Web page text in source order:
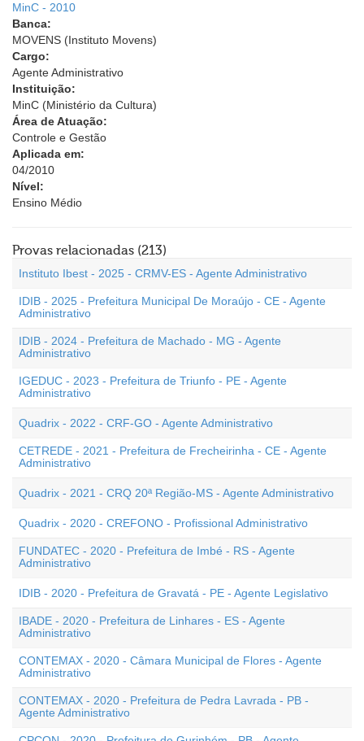
MinC - 2010
Banca:
MOVENS (Instituto Movens)
Cargo:
Agente Administrativo
Instituição:
MinC (Ministério da Cultura)
Área de Atuação:
Controle e Gestão
Aplicada em:
04/2010
Nível:
Ensino Médio
Provas relacionadas (213)
Instituto Ibest - 2025 - CRMV-ES - Agente Administrativo
IDIB - 2025 - Prefeitura Municipal De Moraújo - CE - Agente
Administrativo
IDIB - 2024 - Prefeitura de Machado - MG - Agente
Administrativo
IGEDUC - 2023 - Prefeitura de Triunfo - PE - Agente
Administrativo
Quadrix - 2022 - CRF-GO - Agente Administrativo
CETREDE - 2021 - Prefeitura de Frecheirinha - CE - Agente
Administrativo
Quadrix - 2021 - CRQ 20ª Região-MS - Agente Administrativo
Quadrix - 2020 - CREFONO - Profissional Administrativo
FUNDATEC - 2020 - Prefeitura de Imbé - RS - Agente
Administrativo
IDIB - 2020 - Prefeitura de Gravatá - PE - Agente Legislativo
IBADE - 2020 - Prefeitura de Linhares - ES - Agente
Administrativo
CONTEMAX - 2020 - Câmara Municipal de Flores - Agente
Administrativo
CONTEMAX - 2020 - Prefeitura de Pedra Lavrada - PB -
Agente Administrativo